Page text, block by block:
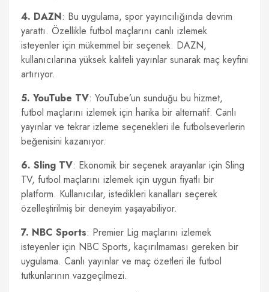
4. DAZN: Bu uygulama, spor yayıncılığında devrim
yarattı. Özellikle futbol maçlarını canlı izlemek
isteyenler için mükemmel bir seçenek. DAZN,
kullanıcılarına yüksek kaliteli yayınlar sunarak maç keyfini
artırıyor.
5. YouTube TV: YouTube’un sunduğu bu hizmet,
futbol maçlarını izlemek için harika bir alternatif. Canlı
yayınlar ve tekrar izleme seçenekleri ile futbolseverlerin
beğenisini kazanıyor.
6. Sling TV: Ekonomik bir seçenek arayanlar için Sling
TV, futbol maçlarını izlemek için uygun fiyatlı bir
platform. Kullanıcılar, istedikleri kanalları seçerek
özelleştirilmiş bir deneyim yaşayabiliyor.
7. NBC Sports: Premier Lig maçlarını izlemek
isteyenler için NBC Sports, kaçırılmaması gereken bir
uygulama. Canlı yayınlar ve maç özetleri ile futbol
tutkunlarının vazgeçilmezi.